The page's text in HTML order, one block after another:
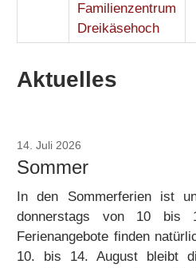
Familienzentrum
Dreikäsehoch
Aktuelles
14. Juli 2026
Sommer
In den Sommerferien ist
donnerstags von 10 bis
Ferienangebote finden
10. bis 14. August bleibt